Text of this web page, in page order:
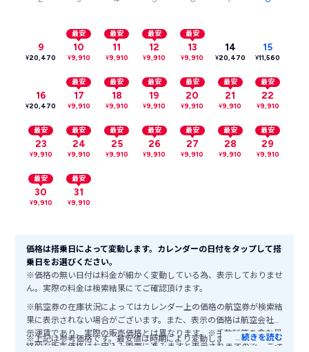
9
¥20,470
最安
10
¥9,910
最安
11
¥9,910
最安
12
¥9,910
最安
13
¥9,910
14
¥20,470
15
¥11,560
16
¥20,470
最安
17
¥9,910
最安
18
¥9,910
最安
19
¥9,910
最安
20
¥9,910
最安
21
¥9,910
最安
22
¥9,910
最安
23
¥9,910
最安
24
¥9,910
最安
25
¥9,910
最安
26
¥9,910
最安
27
¥9,910
最安
28
¥9,910
最安
29
¥9,910
最安
30
¥9,910
最安
31
¥9,910
価格は搭乗日によって変動します。カレンダーの日付をタップして搭
乗日をお選びください。
※価格の無い日付は料金が細かく変動している為、表示しておりませ
ん。実際の料金は検索結果にてご確認頂けます。
※航空券の在庫状況によってはカレンダー上の価格の航空券が検索結
果に表示されない場合がございます。また、表示の価格は航空会社公
示運賃であり、実際の販売価格とは異なります。※手数料等を含む最
終的な販売価格はお申込み画面に進みますと表示されますので、ご注
※上記は参考価格です。最安値は時期により変動します。
…続きを読む